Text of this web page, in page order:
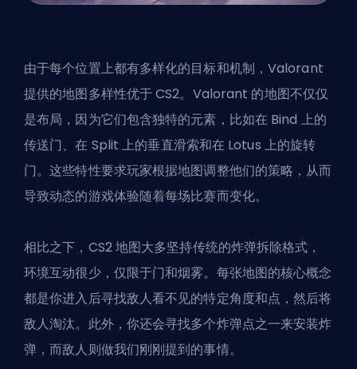
由于每个位置上都有多样化的目标和机制，Valorant
提供的地图多样性优于 CS2。Valorant 的地图不仅仅
是布局，因为它们包含独特的元素，比如在 Bind 上的
传送门、在 Split 上的垂直滑索和在 Lotus 上的旋转
门。这些特性要求玩家根据地图调整他们的策略，从而
导致动态的游戏体验随着每场比赛而变化。
相比之下，CS2 地图大多坚持传统的炸弹拆除格式，
环境互动很少，仅限于门和烟雾。每张地图的核心概念
都是你进入后寻找敌人看不见的特定角度和点，然后将
敌人淘汰。此外，你还会寻找多个炸弹点之一来安装炸
弹，而敌人则做我们刚刚提到的事情。